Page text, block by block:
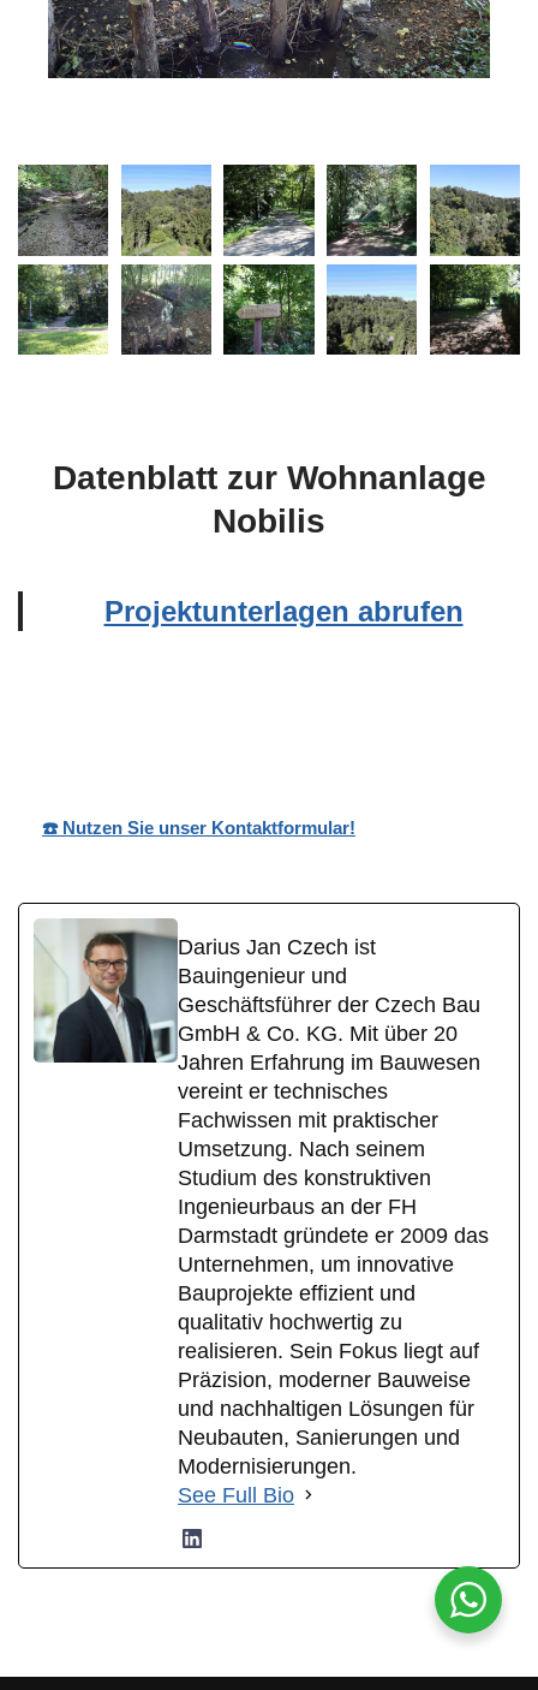
Datenblatt zur Wohnanlage
Nobilis
Projektunterlagen abrufen
☎️ Nutzen Sie unser Kontaktformular!
Darius Jan Czech ist
Bauingenieur und
Geschäftsführer der Czech Bau
GmbH & Co. KG. Mit über 20
Jahren Erfahrung im Bauwesen
vereint er technisches
Fachwissen mit praktischer
Umsetzung. Nach seinem
Studium des konstruktiven
Ingenieurbaus an der FH
Darmstadt gründete er 2009 das
Unternehmen, um innovative
Bauprojekte effizient und
qualitativ hochwertig zu
realisieren. Sein Fokus liegt auf
Präzision, moderner Bauweise
und nachhaltigen Lösungen für
Neubauten, Sanierungen und
Modernisierungen.
See Full Bio